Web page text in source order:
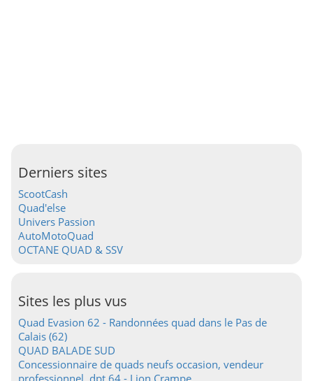
Derniers sites
ScootCash
Quad'else
Univers Passion
AutoMotoQuad
OCTANE QUAD & SSV
Sites les plus vus
Quad Evasion 62 - Randonnées quad dans le Pas de
Calais (62)
QUAD BALADE SUD
Concessionnaire de quads neufs occasion, vendeur
professionnel, dpt 64 - Lion Crampe